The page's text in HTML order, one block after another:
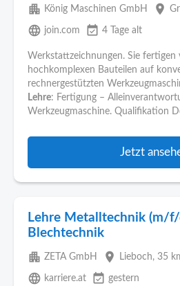
apartment König Maschinen GmbH place
language join.com event_available 4 Tage alt
Werkstattzeichnungen. Sie fertigen
hochkomplexen Bauteilen auf
rechnergestützten
Lehre: Fertigung –
Werkzeugmaschine. Qualifikation
Jetzt
Lehre Metalltechnik (m/
Blechtechnik
apartment ZETA GmbH place Lieboch, 35
language karriere.at event_available gestern